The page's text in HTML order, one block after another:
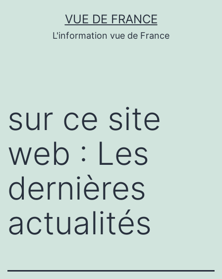
VUE DE FRANCE
L'information vue de France
sur ce site
web : Les
dernières
actualités